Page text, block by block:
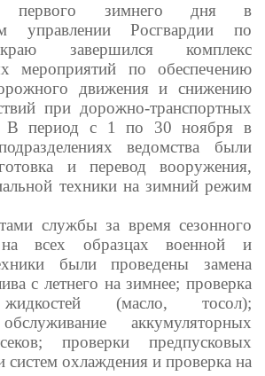
первого зимнего дня в
управлении Росгвардии по
завершился комплекс
мероприятий по обеспечению
движения и снижению
при дорожно-транспортных
В период с 1 по 30 ноября в
ведомства были
и перевод вооружения,
техники на зимний режим
службы за время сезонного
на всех образцах военной и
были проведены замена
с летнего на зимнее; проверка
жидкостей (масло, тосол);
аккумуляторных
проверки предпусковых
систем охлаждения и проверка на